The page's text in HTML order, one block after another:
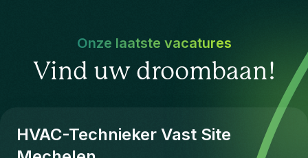
Onze laatste vacatures
Vind uw droombaan!
HVAC-Technieker Vast Site